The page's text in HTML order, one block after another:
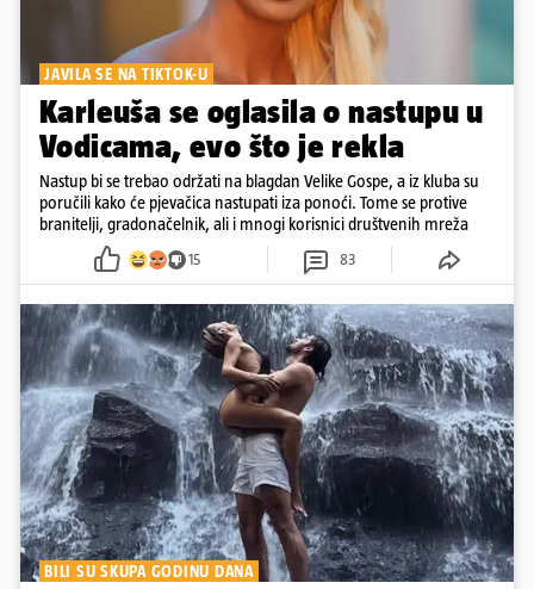
JAVILA SE NA TIKTOK-U
Karleuša se oglasila o nastupu u
Vodicama, evo što je rekla
Nastup bi se trebao održati na blagdan Velike Gospe, a iz kluba su
poručili kako će pjevačica nastupati iza ponoći. Tome se protive
branitelji, gradonačelnik, ali i mnogi korisnici društvenih mreža
15 83
BILI SU SKUPA GODINU DANA